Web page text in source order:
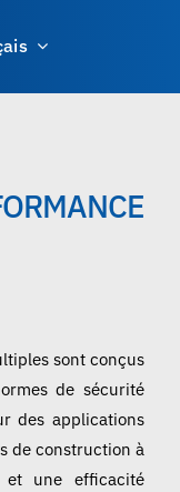
sont conçus
de sécurité
des applications
de construction à
et une efficacité